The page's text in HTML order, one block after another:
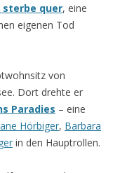
sterbe quer, eine
eigenen Tod
von
Dort drehte er
Paradies – eine
Hörbiger, Barbara
in den Hauptrollen.